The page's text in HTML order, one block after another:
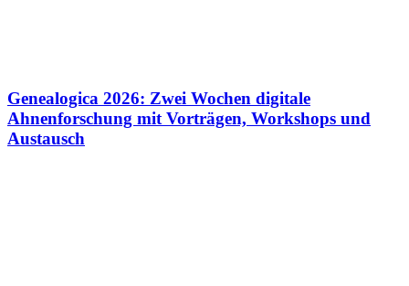
Genealogica 2026: Zwei Wochen digitale
Ahnenforschung mit Vorträgen, Workshops und
Austausch